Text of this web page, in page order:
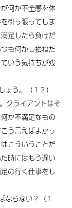
何か不全感を体
引っ張ってしま
足したら負けだ
も何かし損ねた
いう気持ちが残
う。（１２）
クライアントはそ
か不満足なもの
う言えばよかっ
こういうことだ
時にはもう遅い
の行く仕事をし
ならない？（１